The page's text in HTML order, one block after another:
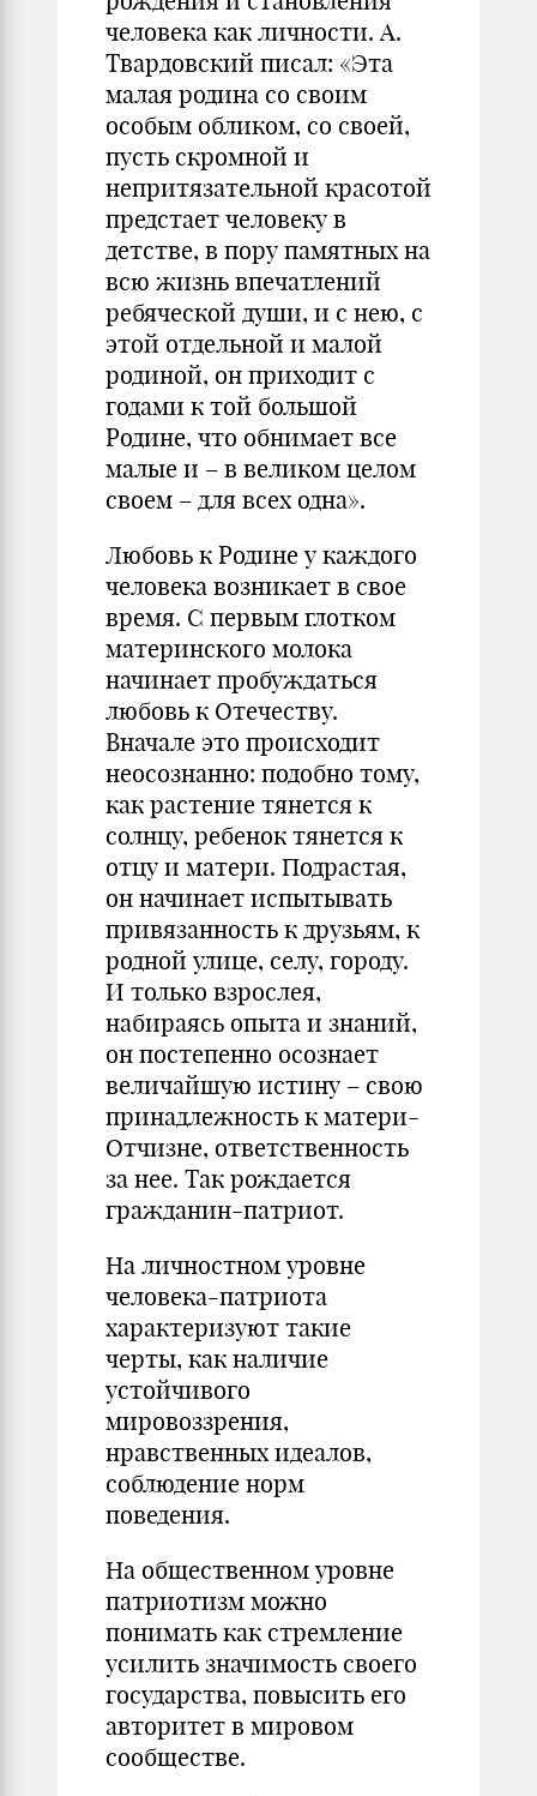
человека как личности. А.
Твардовский писал: «Эта
малая родина со своим
особым обликом, со своей,
пусть скромной и
непритязательной красотой
предстает человеку в
детстве, в пору памятных на
всю жизнь впечатлений
ребяческой души, и с нею, с
этой отдельной и малой
родиной, он приходит с
годами к той большой
Родине, что обнимает все
малые и – в великом целом
своем – для всех одна».
Любовь к Родине у каждого
человека возникает в свое
время. С первым глотком
материнского молока
начинает пробуждаться
любовь к Отечеству.
Вначале это происходит
неосознанно: подобно тому,
как растение тянется к
солнцу, ребенок тянется к
отцу и матери. Подрастая,
он начинает испытывать
привязанность к друзьям, к
родной улице, селу, городу.
И только взрослея,
набираясь опыта и знаний,
он постепенно осознает
величайшую истину – свою
принадлежность к матери-
Отчизне, ответственность
за нее. Так рождается
гражданин-патриот.
На личностном уровне
человека-патриота
характеризуют такие
черты, как наличие
устойчивого
мировоззрения,
нравственных идеалов,
соблюдение норм
поведения.
На общественном уровне
патриотизм можно
понимать как стремление
усилить значимость своего
государства, повысить его
авторитет в мировом
сообществе.